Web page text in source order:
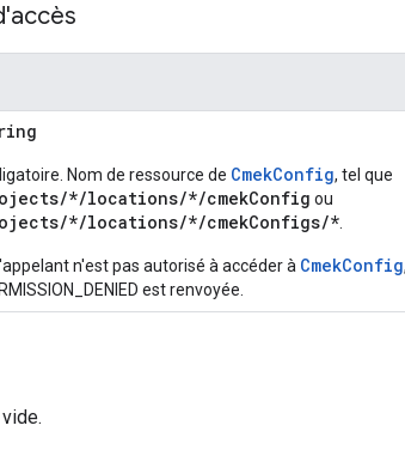
Nom de ressource de CmekConfig, tel que
*/locations/*/cmekConfig ou
*/locations/*/cmekConfigs/*
n'est pas autorisé à accéder à CmekConfig
est renvoyée.